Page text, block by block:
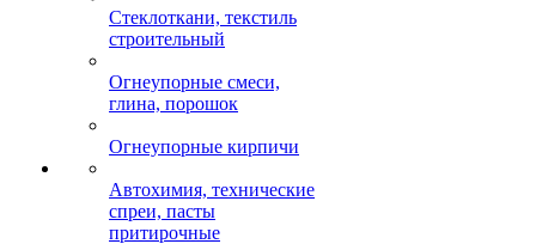
Стеклоткани, текстиль
строительный
Огнеупорные смеси,
глина, порошок
Огнеупорные кирпичи
Автохимия, технические
спреи, пасты
притирочные